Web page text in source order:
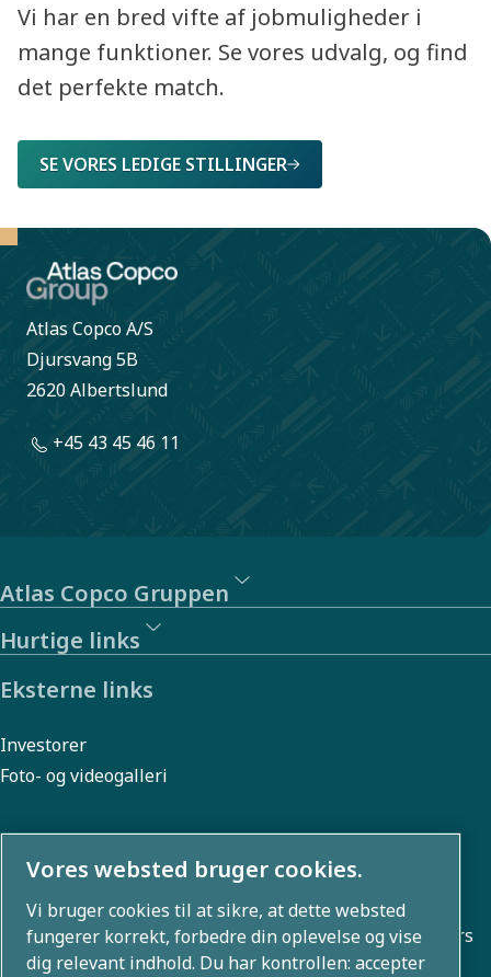
Vi har en bred vifte af jobmuligheder i
mange funktioner. Se vores udvalg, og find
det perfekte match.
SE VORES LEDIGE STILLINGER
Atlas Copco A/S
Djursvang 5B
2620 Albertslund
+45 43 45 46 11
Atlas Copco Gruppen
Hurtige links
Eksterne links
Investorer
Foto- og videogalleri
Om os
Atlas Copco Group udvikler innovative løsninger på tværs
af forretningsområder, herunder luftkompressions-,
Vores websted bruger cookies.
Vi bruger cookies til at sikre, at dette websted
fungerer korrekt, forbedre din oplevelse og vise
dig relevant indhold. Du har kontrollen: accepter